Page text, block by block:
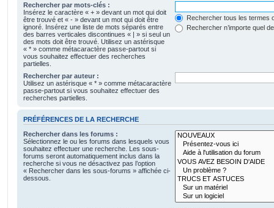
Rechercher par mots-clés :
Insérez le caractère « + » devant un mot qui doit
être trouvé et « - » devant un mot qui doit être
ignoré. Insérez une liste de mots séparés entre
des barres verticales discontinues « | » si seul un
des mots doit être trouvé. Utilisez un astérisque
« * » comme métacaractère passe-partout si
vous souhaitez effectuer des recherches
partielles.
Rechercher tous les termes
Rechercher n’importe quel
Rechercher par auteur :
Utilisez un astérisque « * » comme métacaractère
passe-partout si vous souhaitez effectuer des
recherches partielles.
PRÉFÉRENCES DE LA RECHERCHE
Rechercher dans les forums :
Sélectionnez le ou les forums dans lesquels vous
souhaitez effectuer une recherche. Les sous-
forums seront automatiquement inclus dans la
recherche si vous ne désactivez pas l’option
« Rechercher dans les sous-forums » affichée ci-
dessous.